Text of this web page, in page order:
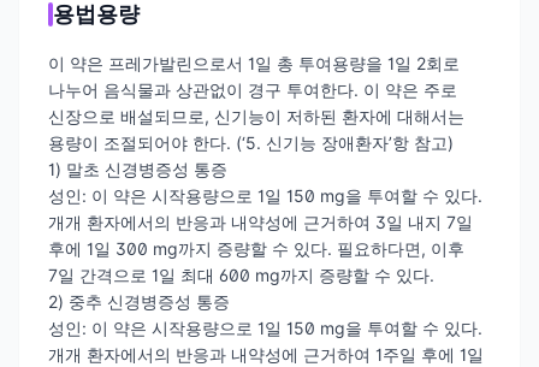
용법용량
이 약은 프레가발린으로서 1일 총 투여용량을 1일 2회로
나누어 음식물과 상관없이 경구 투여한다. 이 약은 주로
신장으로 배설되므로, 신기능이 저하된 환자에 대해서는
용량이 조절되어야 한다. (‘5. 신기능 장애환자’항 참고)
1) 말초 신경병증성 통증
성인: 이 약은 시작용량으로 1일 150 mg을 투여할 수 있다.
개개 환자에서의 반응과 내약성에 근거하여 3일 내지 7일
후에 1일 300 mg까지 증량할 수 있다. 필요하다면, 이후
7일 간격으로 1일 최대 600 mg까지 증량할 수 있다.
2) 중추 신경병증성 통증
성인: 이 약은 시작용량으로 1일 150 mg을 투여할 수 있다.
개개 환자에서의 반응과 내약성에 근거하여 1주일 후에 1일